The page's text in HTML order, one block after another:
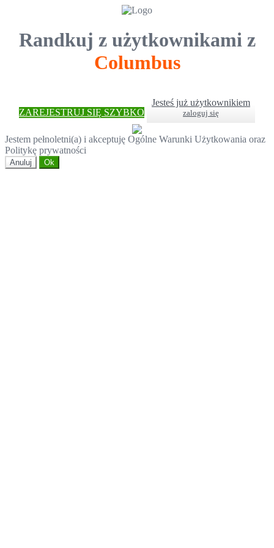
Randkuj z użytkownikami z
Columbus
ZAREJESTRUJ SIĘ SZYBKO
Jesteś już użytkownikiem
zaloguj się
Jestem pełnoletni(a) i akceptuję Ogólne Warunki Użytkowania oraz
Politykę prywatności
Anuluj Ok